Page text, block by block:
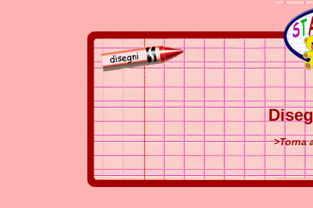
>Torna